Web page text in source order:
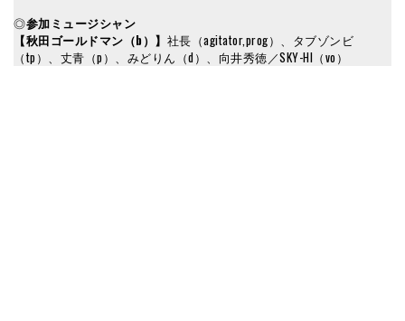
◎参加ミュージシャン
【秋田ゴールドマン（b）】 社長（agitator,prog）、タブゾンビ
（tp）、丈青（p）、みどりん（d）、向井秀徳／SKY-HI（vo）